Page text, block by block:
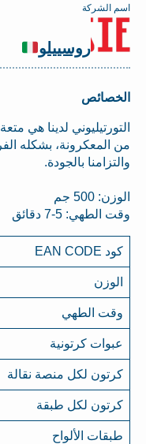
اسم الشركة
روسييلو
الخصائص
التورتيليوني لدينا هي
من المعكرونة، بشكله
والتزامنا بالجودة.
الوزن: 500 جم
وقت الطهي: 5-7 دقائق
كود EAN CODE
الوزن
وقت الطهي
عبوات كرتونية
كرتون لكل منصة نقالة
كرتون لكل طبقة
طبقات الألواح